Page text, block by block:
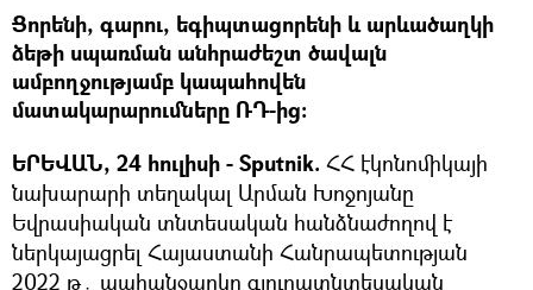
Ցորենի, գարու, եգիպտացորենի և արևածաղկի
ձեթի սպառման անհրաժեշտ ծավալն
ամբողջությամբ կապահովեն
մատակարարումները ՌԴ-ից։
ԵՐԵՎԱՆ, 24 հուլիսի - Sputnik. ՀՀ էկոնոմիկայի
նախարարի տեղակալ Արման Խոջոյանը
Եվրասիական տնտեսական հանձնաժողով է
ներկայացրել Հայաստանի Հանրապետության
2022 թ․ պահանջարկը գյուղատնտեսական